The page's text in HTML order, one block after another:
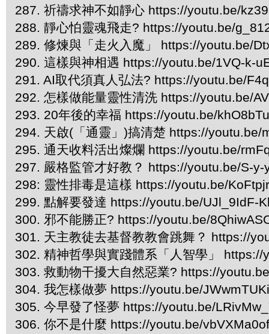
287. 祈禱求神不如靜心 https://youtu.be/
288. 靜心怕靈魂飛走? https://youtu.be/
289. 修煉與「走火入魔」 https://youtu.be/
290. 這樣與神相遇 https://youtu.be/1VQ-k-
291. AI取代須真人弘法? https://youtu.be/
292. 怎樣做能量靈性清洗 https://youtu.be/
293. 20年後的幸福 https://youtu.be/
294. 天啟(「通靈」)搞清楚 https://youtu.be/
295. 通天收料活出燦爛 https://youtu.be/
297. 嚴格監管才好教？ https://youtu.be/S-y-
298: 靈性排毒是這樣 https://youtu.be/
299. 點解要發達 https://youtu.be/UJl_9IdF-
300. 邪不能勝正? https://youtu.be/
301. 天主教徒去基督教教會跳舞？ https://
302. 精神哲學與實踐體系「人智學」
303. 救動物干擾大自然惡業? https://
304. 我怎樣做夢 https://youtu.be/
305. 今早發了怪夢 https://youtu.be/
306. 你不是什麼 https://youtu.be/